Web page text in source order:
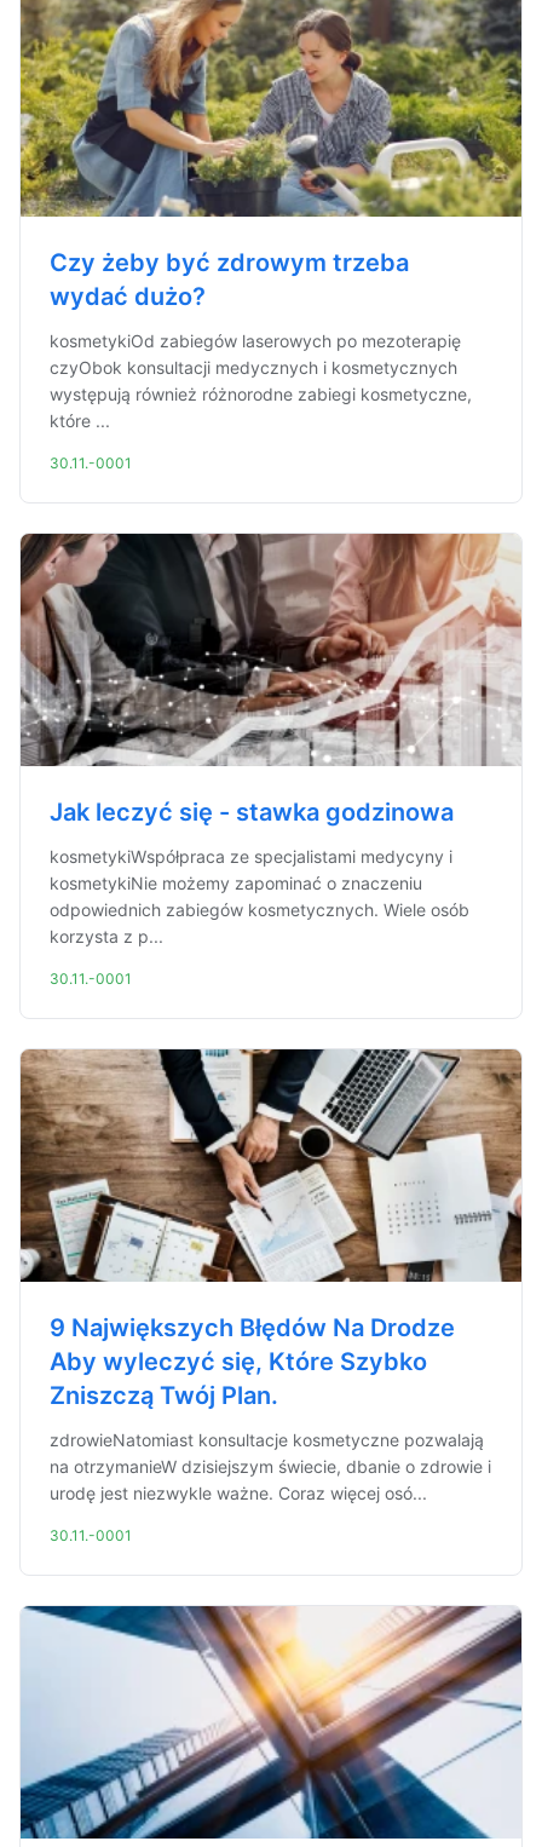
Czy żeby być zdrowym trzeba
wydać dużo?
kosmetykiOd zabiegów laserowych po mezoterapię
czyObok konsultacji medycznych i kosmetycznych
występują również różnorodne zabiegi kosmetyczne,
które ...
30.11.-0001
Jak leczyć się - stawka godzinowa
kosmetykiWspółpraca ze specjalistami medycyny i
kosmetykiNie możemy zapominać o znaczeniu
odpowiednich zabiegów kosmetycznych. Wiele osób
korzysta z p...
30.11.-0001
9 Największych Błędów Na Drodze
Aby wyleczyć się, Które Szybko
Zniszczą Twój Plan.
zdrowieNatomiast konsultacje kosmetyczne pozwalają
na otrzymanieW dzisiejszym świecie, dbanie o zdrowie i
urodę jest niezwykle ważne. Coraz więcej osó...
30.11.-0001